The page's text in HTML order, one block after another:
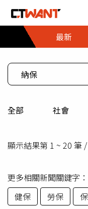
最新
全部 社會
顯示結果第 1 ~ 20 筆
更多相關新聞關鍵字：
健保
勞保